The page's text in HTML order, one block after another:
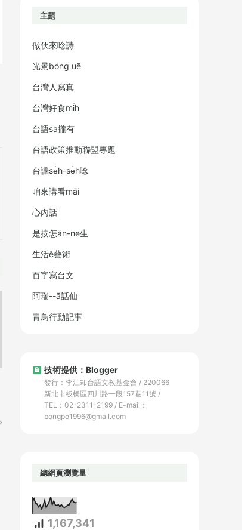
主題
做伙來唸詩
光景bóng uē
台灣人寫真
台灣好食mi̍h
台語sa攏有
台語政策推動聯盟專題
台譯se̍h-se̍h唸
咱來講看māi
心內話
是按怎án-ne生
生活ê藝術
百字寫台文
阿瑞--ā話仙
青鳥行動記事
技術提供：Blogger
發行：李江却台語文教基金會 / 220066
新北市板橋區四川路一段157巷11號 /
TEL：02-2311-2199 / E-mail：
bongpo1996@gmail.com
總網頁瀏覽量
1,167,341